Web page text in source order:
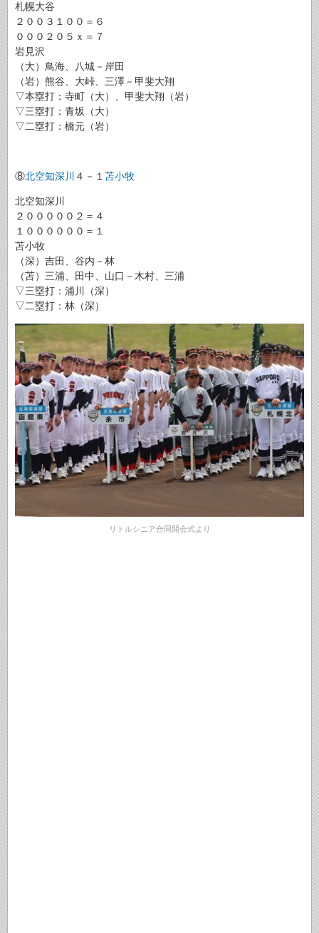
札幌大谷
２００３１００＝６
０００２０５ｘ＝７
岩見沢
（大）鳥海、八城－岸田
（岩）熊谷、大峠、三澤－甲斐大翔
▽本塁打：寺町（大）、甲斐大翔（岩）
▽三塁打：青坂（大）
▽二塁打：橋元（岩）
⑧北空知深川 ４－１苫小牧
北空知深川
２０００００２＝４
１００００００＝１
苫小牧
（深）吉田、谷内－林
（苫）三浦、田中、山口－木村、三浦
▽三塁打：浦川（深）
▽二塁打：林（深）
リトルシニア合同開会式より